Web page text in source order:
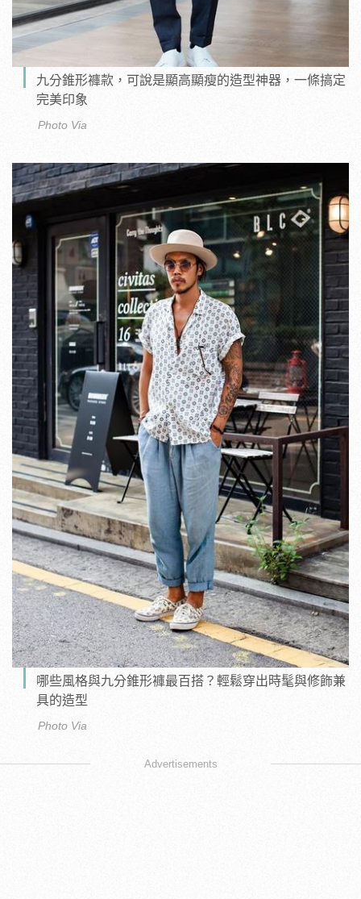
九分錐形褲款，可說是顯高顯瘦的造型神器，一條搞定
完美印象
Photo Via
哪些風格與九分錐形褲最百搭？輕鬆穿出時髦與修飾兼
具的造型
Photo Via
Advertisements